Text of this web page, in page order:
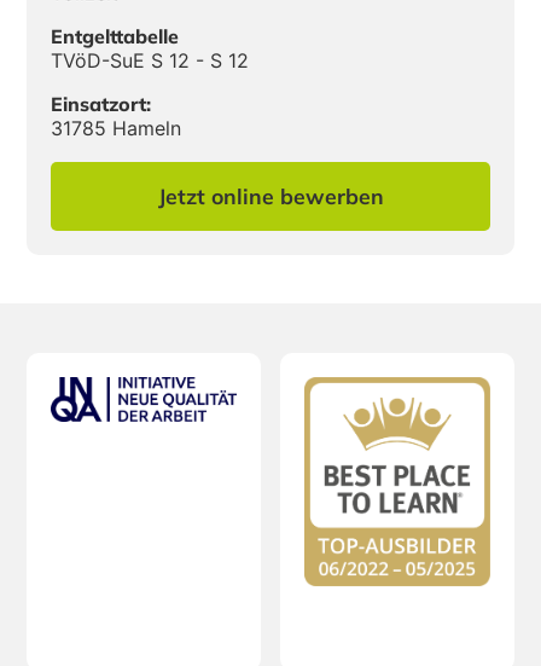
Entgelttabelle
TVöD-SuE S 12 - S 12
Einsatzort:
31785 Hameln
Jetzt online bewerben